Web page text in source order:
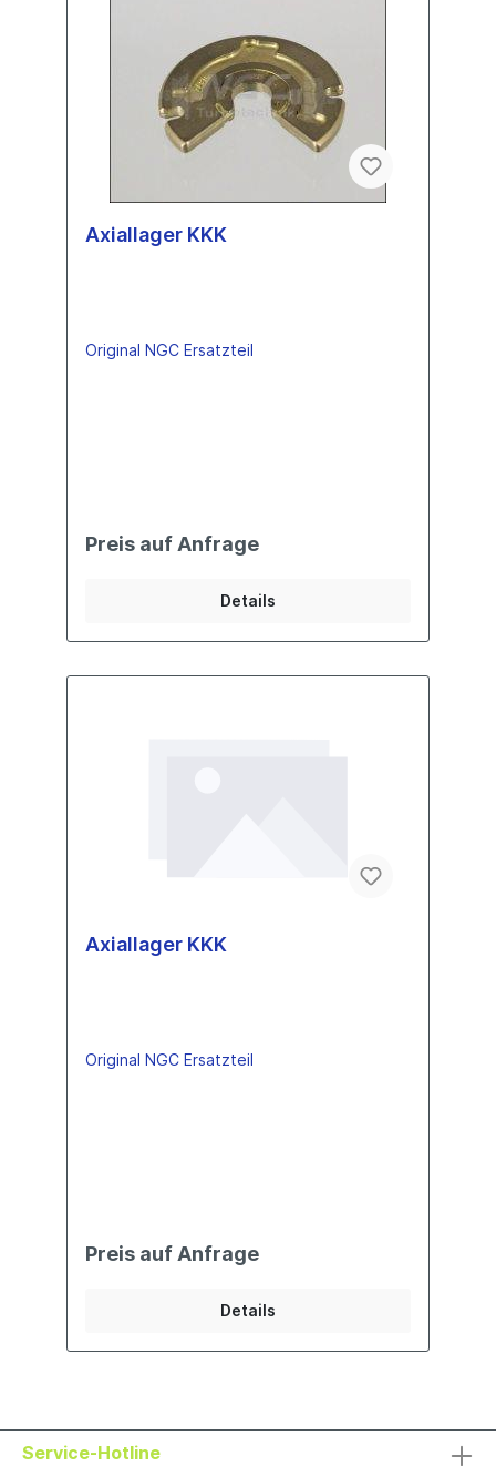
Axiallager KKK
Original NGC Ersatzteil
Preis auf Anfrage
Details
Axiallager KKK
Original NGC Ersatzteil
Preis auf Anfrage
Details
Service-Hotline